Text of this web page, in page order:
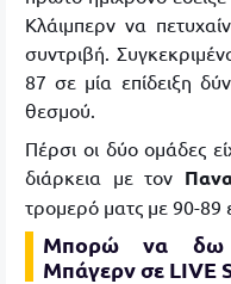
Κλάιμπερν να
συντριβή.
87 σε μία επίδειξη
θεσμού.
Πέρσι οι δύο ομάδες
διάρκεια με τον
τρομερό ματς με 90-89
Mπορώ να δω
Μπάγερνσε LIVE